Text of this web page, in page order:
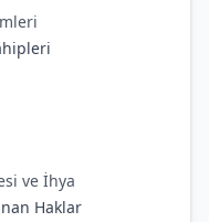
ve İhya
Haklar